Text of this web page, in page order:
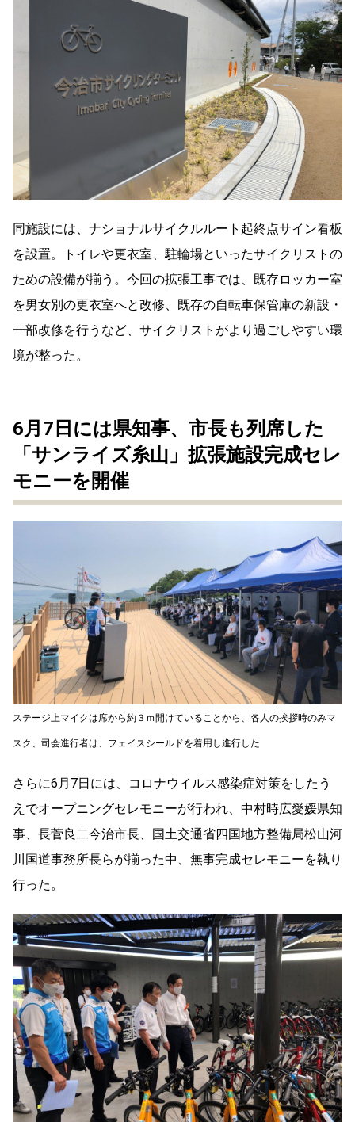
同施設には、ナショナルサイクルルート起終点サイン看板
を設置。トイレや更衣室、駐輪場といったサイクリストの
ための設備が揃う。今回の拡張工事では、既存ロッカー室
を男女別の更衣室へと改修、既存の自転車保管庫の新設・
一部改修を行うなど、サイクリストがより過ごしやすい環
境が整った。
6月7日には県知事、市長も列席した
「サンライズ糸山」拡張施設完成セレ
モニーを開催
ステージ上マイクは席から約３ｍ開けていることから、 各人の挨拶時のみマ
スク、司会進行者は、フェイスシールドを着用し進行した
さらに6月7日には、コロナウイルス感染症対策をしたう
えでオープニングセレモニーが行われ、中村時広愛媛県知
事、長菅良二今治市長、
国土交通省四国地方整備局松山河
川国道事務所長らが揃った中、 無事完成セレモニーを執り
行った。